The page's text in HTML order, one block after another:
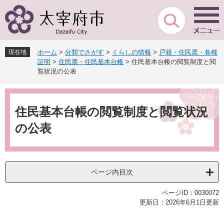
ー
先
頭
。
ニ
を
飛
て
現在地 ホーム > 分類でさがす > くらしの情報 > 戸籍・住民票・各種
証明 > 住民票・住民基本台帳 > 住民基本台帳の閲覧制度と閲
覧状況の公表
本
住民基本台帳の閲覧制度と閲覧状況
の公表
ページ内目次
ページID：0030072
更新日：2026年6月1日更新